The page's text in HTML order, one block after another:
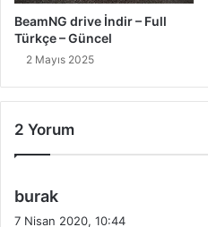
BeamNG drive İndir – Full
Türkçe – Güncel
2 Mayıs 2025
2 Yorum
burak
7 Nisan 2020, 10:44